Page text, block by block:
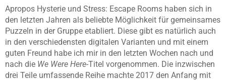
Apropos Hysterie und Stress: Escape Rooms haben sich in
den letzten Jahren als beliebte Möglichkeit für gemeinsames
Puzzeln in der Gruppe etabliert. Diese gibt es natürlich auch
in den verschiedensten digitalen Varianten und mit einem
guten Freund habe ich mir in den letzten Wochen nach und
nach die We Were Here-Titel vorgenommen. Die inzwischen
drei Teile umfassende Reihe machte 2017 den Anfang mit